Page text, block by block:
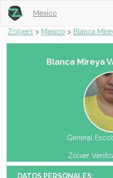
Mexico
Zolvers > Mexico > Blanca
Blanca Mireya
General
Zolver
DATOS PERSONALES: